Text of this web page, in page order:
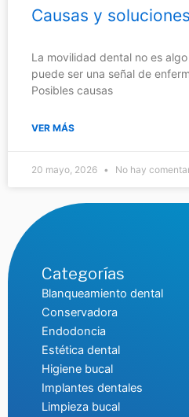
Causas y soluciones
La movilidad dental no es
puede ser una señal de
Posibles causas
VER MÁS
20 mayo, 2026 No hay
Categorías
Blanqueamiento dental
Conservadora
Endodoncia
Estética dental
Higiene bucal
Implantes dentales
Limpieza bucal